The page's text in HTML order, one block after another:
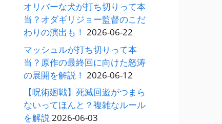
オリバーな犬が打ち切りって本
当？オダギリジョー監督のこだ
わりの演出も！ 2026-06-22
マッシュルが打ち切りって本
当？原作の最終回に向けた怒涛
の展開を解説！ 2026-06-12
【呪術廻戦】死滅回遊がつまら
ないってほんと？複雑なルール
を解説2026-06-03